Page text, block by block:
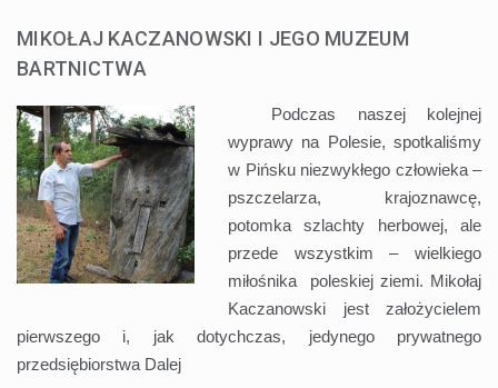
MIKOŁAJ KACZANOWSKI I JEGO MUZEUM
BARTNICTWA
Podczas naszej kolejnej
wyprawy na Polesie, spotkaliśmy
w Pińsku niezwykłego człowieka –
pszczelarza, krajoznawcę,
potomka szlachty herbowej, ale
przede wszystkim – wielkiego
miłośnika poleskiej ziemi. Mikołaj
Kaczanowski jest założycielem
pierwszego i, jak dotychczas, jedynego prywatnego
przedsiębiorstwa Dalej